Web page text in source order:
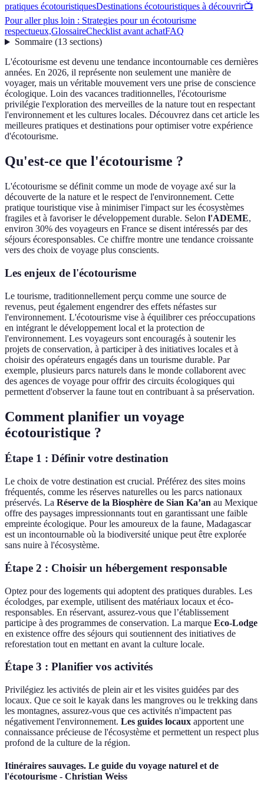
pratiques écotouristiquesDestinations écotouristiques à découvrir📺
Pour aller plus loin : Strategies pour un écotourisme
respectueux,GlossaireChecklist avant achatFAQ
Sommaire(13 sections)
L'écotourisme est devenu une tendance incontournable ces dernières
années. En 2026, il représente non seulement une manière de
voyager, mais un véritable mouvement vers une prise de conscience
écologique. Loin des vacances traditionnelles, l'écotourisme
privilégie l'exploration des merveilles de la nature tout en respectant
l'environnement et les cultures locales. Découvrez dans cet article les
meilleures pratiques et destinations pour optimiser votre expérience
d'écotourisme.
Qu'est-ce que l'écotourisme ?
L'écotourisme se définit comme un mode de voyage axé sur la
découverte de la nature et le respect de l'environnement. Cette
pratique touristique vise à minimiser l'impact sur les écosystèmes
fragiles et à favoriser le développement durable. Selon l'ADEME,
environ 30% des voyageurs en France se disent intéressés par des
séjours écoresponsables. Ce chiffre montre une tendance croissante
vers des choix de voyage plus conscients.
Les enjeux de l'écotourisme
Le tourisme, traditionnellement perçu comme une source de
revenus, peut également engendrer des effets néfastes sur
l'environnement. L'écotourisme vise à équilibrer ces préoccupations
en intégrant le développement local et la protection de
l'environnement. Les voyageurs sont encouragés à soutenir les
projets de conservation, à participer à des initiatives locales et à
choisir des opérateurs engagés dans un tourisme durable. Par
exemple, plusieurs parcs naturels dans le monde collaborent avec
des agences de voyage pour offrir des circuits écologiques qui
permettent d'observer la faune tout en contribuant à sa préservation.
Comment planifier un voyage
écotouristique ?
Étape 1 : Définir votre destination
Le choix de votre destination est crucial. Préférez des sites moins
fréquentés, comme les réserves naturelles ou les parcs nationaux
préservés. La Réserve de la Biosphère de Sian Ka’an au Mexique
offre des paysages impressionnants tout en garantissant une faible
empreinte écologique. Pour les amoureux de la faune, Madagascar
est un incontournable où la biodiversité unique peut être explorée
sans nuire à l'écosystème.
Étape 2 : Choisir un hébergement responsable
Optez pour des logements qui adoptent des pratiques durables. Les
écolodges, par exemple, utilisent des matériaux locaux et éco-
responsables. En réservant, assurez-vous que l’établissement
participe à des programmes de conservation. La marque Eco-Lodge
en existence offre des séjours qui soutiennent des initiatives de
reforestation tout en mettant en avant la culture locale.
Étape 3 : Planifier vos activités
Privilégiez les activités de plein air et les visites guidées par des
locaux. Que ce soit le kayak dans les mangroves ou le trekking dans
les montagnes, assurez-vous que ces activités n'impactent pas
négativement l'environnement. Les guides locaux apportent une
connaissance précieuse de l'écosystème et permettent un respect plus
profond de la culture de la région.
Itinéraires sauvages. Le guide du voyage naturel et de
l'écotourisme - Christian Weiss